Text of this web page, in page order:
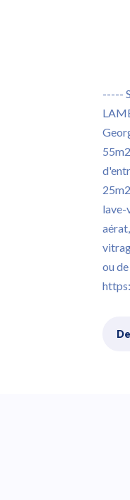
-----
lave-
ou